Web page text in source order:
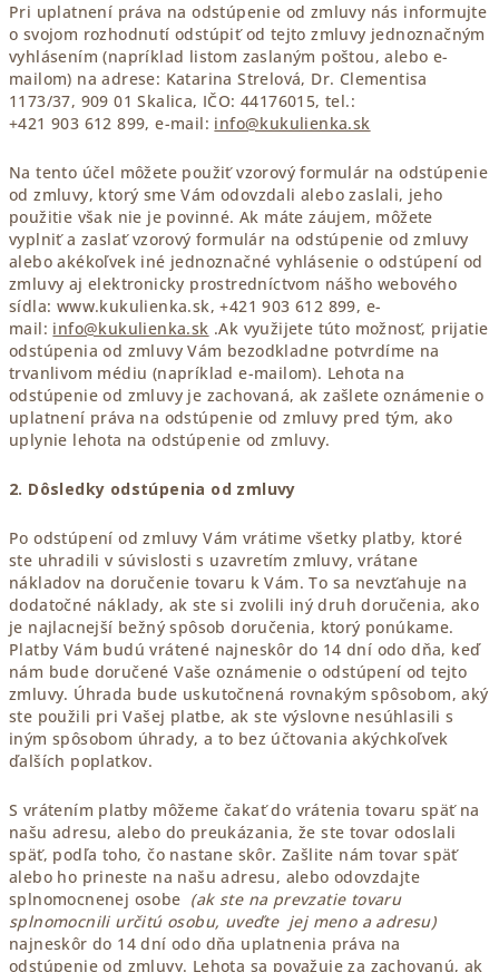
Pri uplatnení práva na odstúpenie od zmluvy nás informujte
o svojom rozhodnutí odstúpiť od tejto zmluvy jednoznačným
vyhlásením (napríklad listom zaslaným poštou, alebo e-
mailom) na adrese: Katarina Strelová, Dr. Clementisa
1173/37, 909 01 Skalica, IČO: 44176015, tel.:
+421 903 612 899, e-mail: info@kukulienka.sk
Na tento účel môžete použiť vzorový formulár na odstúpenie
od zmluvy, ktorý sme Vám odovzdali alebo zaslali, jeho
použitie však nie je povinné. Ak máte záujem, môžete
vyplniť a zaslať vzorový formulár na odstúpenie od zmluvy
alebo akékoľvek iné jednoznačné vyhlásenie o odstúpení od
zmluvy aj elektronicky prostredníctvom nášho webového
sídla: www.kukulienka.sk, +421 903 612 899, e-
mail: info@kukulienka.sk .Ak využijete túto možnosť, prijatie
odstúpenia od zmluvy Vám bezodkladne potvrdíme na
trvanlivom médiu (napríklad e-mailom). Lehota na
odstúpenie od zmluvy je zachovaná, ak zašlete oznámenie o
uplatnení práva na odstúpenie od zmluvy pred tým, ako
uplynie lehota na odstúpenie od zmluvy.
2. Dôsledky odstúpenia od zmluvy
Po odstúpení od zmluvy Vám vrátime všetky platby, ktoré
ste uhradili v súvislosti s uzavretím zmluvy, vrátane
nákladov na doručenie tovaru k Vám. To sa nevzťahuje na
dodatočné náklady, ak ste si zvolili iný druh doručenia, ako
je najlacnejší bežný spôsob doručenia, ktorý ponúkame.
Platby Vám budú vrátené najneskôr do 14 dní odo dňa, keď
nám bude doručené Vaše oznámenie o odstúpení od tejto
zmluvy. Úhrada bude uskutočnená rovnakým spôsobom, aký
ste použili pri Vašej platbe, ak ste výslovne nesúhlasili s
iným spôsobom úhrady, a to bez účtovania akýchkoľvek
ďalších poplatkov.
S vrátením platby môžeme čakať do vrátenia tovaru späť na
našu adresu, alebo do preukázania, že ste tovar odoslali
späť, podľa toho, čo nastane skôr. Zašlite nám tovar späť
alebo ho prineste na našu adresu, alebo odovzdajte
splnomocnenej osobe (ak ste na prevzatie tovaru
splnomocnili určitú osobu, uveďte jej meno a adresu)
najneskôr do 14 dní odo dňa uplatnenia práva na
odstúpenie od zmluvy. Lehota sa považuje za zachovanú, ak